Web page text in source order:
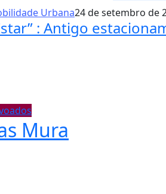
Urbana24 de setembro de
: Antigo
Mura